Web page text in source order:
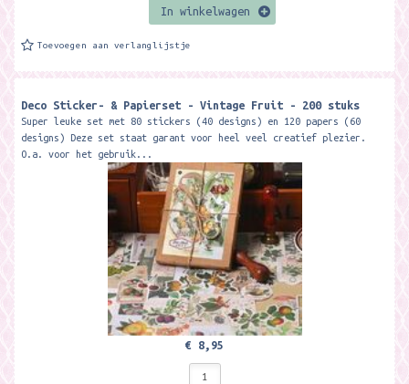
In winkelwagen
Toevoegen aan verlanglijstje
Deco Sticker- & Papierset - Vintage Fruit - 200 stuks
Super leuke set met 80 stickers (40 designs) en 120 papers (60
designs) Deze set staat garant voor heel veel creatief plezier.
O.a. voor het gebruik...
€ 8,95